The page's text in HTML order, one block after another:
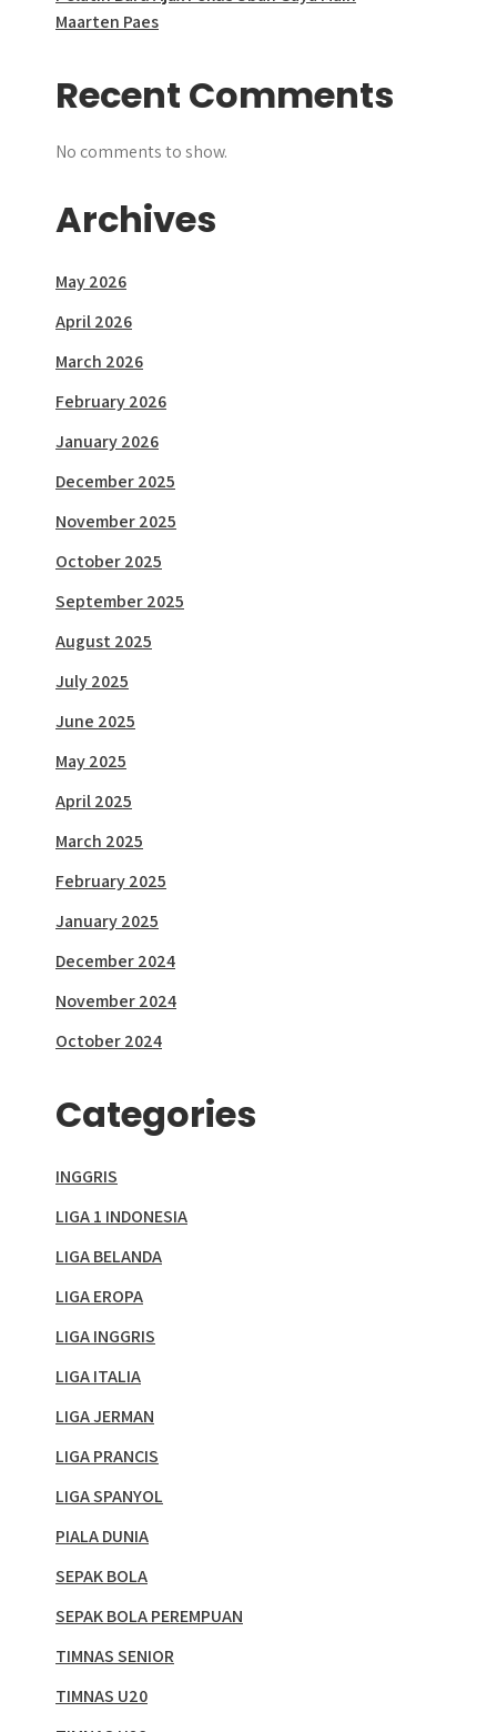
Maarten Paes
Recent Comments
No comments to show.
Archives
May 2026
April 2026
March 2026
February 2026
January 2026
December 2025
November 2025
October 2025
September 2025
August 2025
July 2025
June 2025
May 2025
April 2025
March 2025
February 2025
January 2025
December 2024
November 2024
October 2024
Categories
INGGRIS
LIGA 1 INDONESIA
LIGA BELANDA
LIGA EROPA
LIGA INGGRIS
LIGA ITALIA
LIGA JERMAN
LIGA PRANCIS
LIGA SPANYOL
PIALA DUNIA
SEPAK BOLA
SEPAK BOLA PEREMPUAN
TIMNAS SENIOR
TIMNAS U20